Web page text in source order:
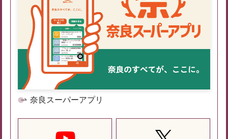
奈良スーパーアプリ